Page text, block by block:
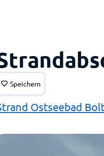
Speichern
Ostseebad